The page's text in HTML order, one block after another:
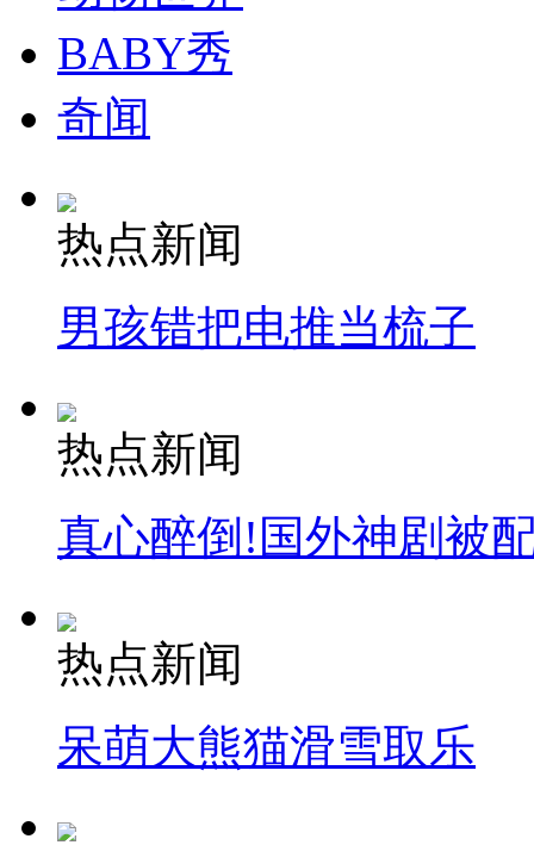
BABY秀
奇闻
热点新闻
男孩错把电推当梳子
热点新闻
真心醉倒!国外神剧被
热点新闻
呆萌大熊猫滑雪取乐